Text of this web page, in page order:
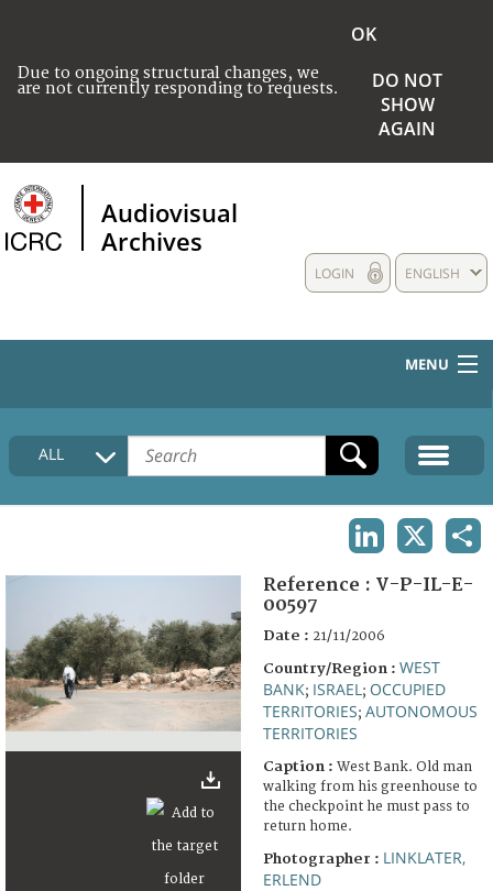
Due to ongoing structural changes, we
are not currently responding to requests.
OK
DO NOT
SHOW
AGAIN
Audiovisual
Archives
ENGLISH
LOGIN
MENU
HOME
COLLECTIONS DESCRIPTION
FAQ
ALL
Reference : V-P-IL-E-
00597
Date : 21/11/2006
Country/Region : WEST
BANK; ISRAEL ; OCCUPIED
TERRITORIES; AUTONOMOUS
TERRITORIES
Caption : West Bank. Old man
walking from his greenhouse to
the checkpoint he must pass to
return home.
Photographer : LINKLATER,
ERLEND